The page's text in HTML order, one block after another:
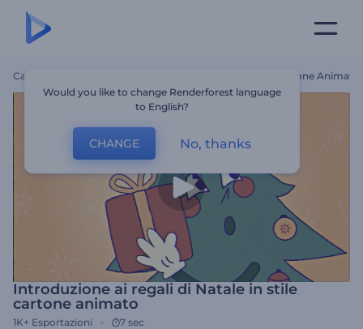
Casa Introduzione Ai Regali Di Natale In Stile Cartone Animato
Introduzione ai regali di Natale in stile
cartone animato
1K+ Esportazioni 7 sec
Would you like to change Renderforest language
to English?
CHANGE No, thanks